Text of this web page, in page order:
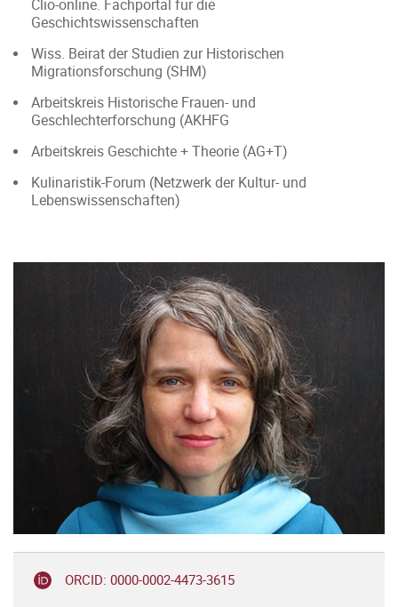
Clio-online. Fachportal für die
Geschichtswissenschaften
Wiss. Beirat der Studien zur Historischen
Migrationsforschung (SHM)
Arbeitskreis Historische Frauen- und
Geschlechterforschung (AKHFG
Arbeitskreis Geschichte + Theorie (AG+T)
Kulinaristik-Forum (Netzwerk der Kultur- und
Lebenswissenschaften)
ORCID: 0000-0002-4473-3615